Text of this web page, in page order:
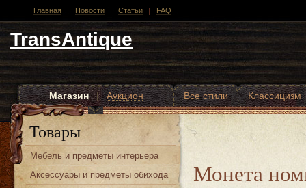
Главная Новости Статьи FAQ
TransAntique
Магазин | Аукцион Все стили
Классицизм
Другие стили
Товары
Мебель и предметы интерьера
Аксессуары и предметы обихода
Монета